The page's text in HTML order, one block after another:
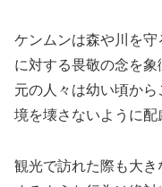
ケンムンは森や川を
に対する畏敬の念を
元の人々は幼い頃か
境を壊さないように配
観光で訪れた際も大き